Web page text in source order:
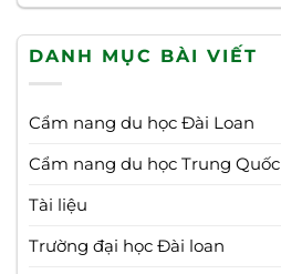
DANH MỤC BÀI VIẾT
Cẩm nang du học Đài Loan
Cẩm nang du học Trung Quốc
Tài liệu
Trường đại học Đài loan